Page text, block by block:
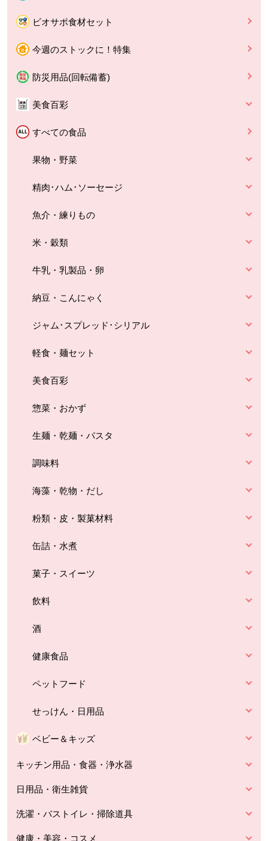
ビオサポ食材セット
今週のストックに！特集
防災用品(回転備蓄)
美食百彩
すべての食品
果物・野菜
精肉･ハム･ソーセージ
魚介・練りもの
米・穀類
牛乳・乳製品・卵
納豆・こんにゃく
ジャム･スプレッド･シリアル
軽食・麺セット
美食百彩
惣菜・おかず
生麺・乾麺・パスタ
調味料
海藻・乾物・だし
粉類・皮・製菓材料
缶詰・水煮
菓子・スイーツ
飲料
酒
健康食品
ペットフード
せっけん・日用品
ベビー＆キッズ
キッチン用品・食器・浄水器
日用品・衛生雑貨
洗濯・バストイレ・掃除道具
健康・美容・コスメ